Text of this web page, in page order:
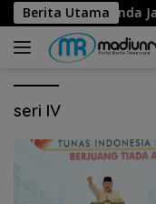
Berita Utama
MPM Honda
seri IV